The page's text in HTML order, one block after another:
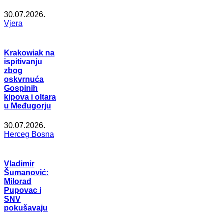
30.07.2026.
Vjera
Krakowiak na
ispitivanju
zbog
oskvrnuća
Gospinih
kipova i oltara
u Međugorju
30.07.2026.
Herceg Bosna
Vladimir
Šumanović:
Milorad
Pupovac i
SNV
pokušavaju